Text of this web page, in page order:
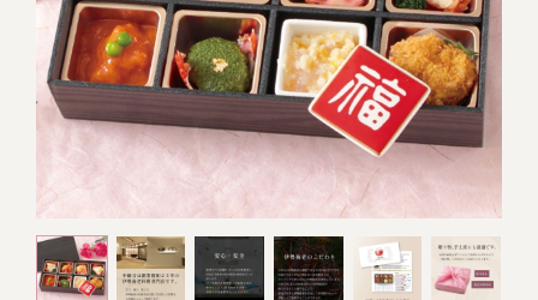
ご結婚式 1.5次会・
二次会
オンライン通販
(造り/焼物/蒸し/ボイル伊勢海老)
(ごちそう重/誕生日重/還暦重/お食い初め重)
弁当宅配・仕出し
鉄板焼 ひかり サイトマップ
お造り（お刺身）
焼物
蒸し
ボイル伊勢海老
全ての商品を見る
ごちそう重
還暦重
誕生日重
おせち
全ての商品を見る
生おせち
おせち冷凍
海鮮鍋
海鮮ＢＢＱ
調味料